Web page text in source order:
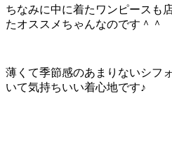
ちなみに中に着たワンピースも
たオススメちゃんなのです＾＾
薄くて季節感のあまりないシフ
いて気持ちいい着心地です♪